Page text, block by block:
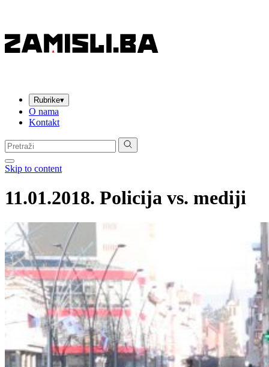
Rubrike▾
O nama
Kontakt
Pretraga:
Skip to content
11.01.2018. Policija vs. mediji